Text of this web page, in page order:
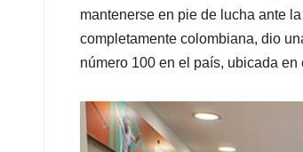
mantenerse en pie de lucha ante
completamente colombiana, dio
número 100 en el país, ubicada